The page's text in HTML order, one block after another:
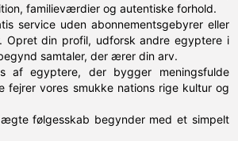
familieværdier og autentiske forhold.
service uden abonnementsgebyrer eller
Opret din profil, udforsk andre egyptere i
samtaler, der ærer din arv.
af egyptere, der bygger meningsfulde
fejrer vores smukke nations rige kultur og
følgesskab begynder med et simpelt